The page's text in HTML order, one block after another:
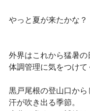
やっと夏が来たかな？
外界はこれから猛暑の
体調管理に気をつけて
黒戸尾根の登山口から
汗が吹き出る季節。